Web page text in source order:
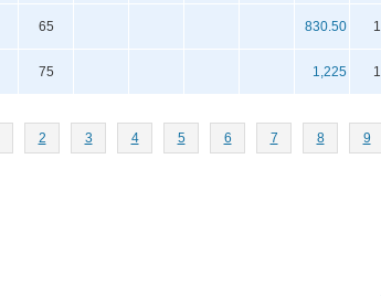
65 830.50 1
75 1,225 1
2 3 4 5 6 7 8 9